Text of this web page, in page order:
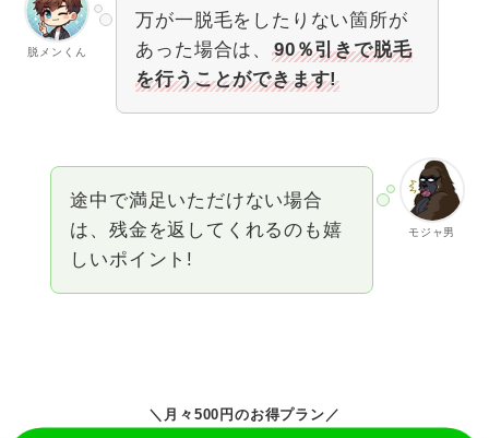
脱メンくん
万が一脱毛をしたりない箇所が
あった場合は、90％引きで脱毛
を行うことができます!
モジャ男
途中で満足いただけない場合
は、残金を返してくれるのも嬉
しいポイント!
＼月々500円のお得プラン／